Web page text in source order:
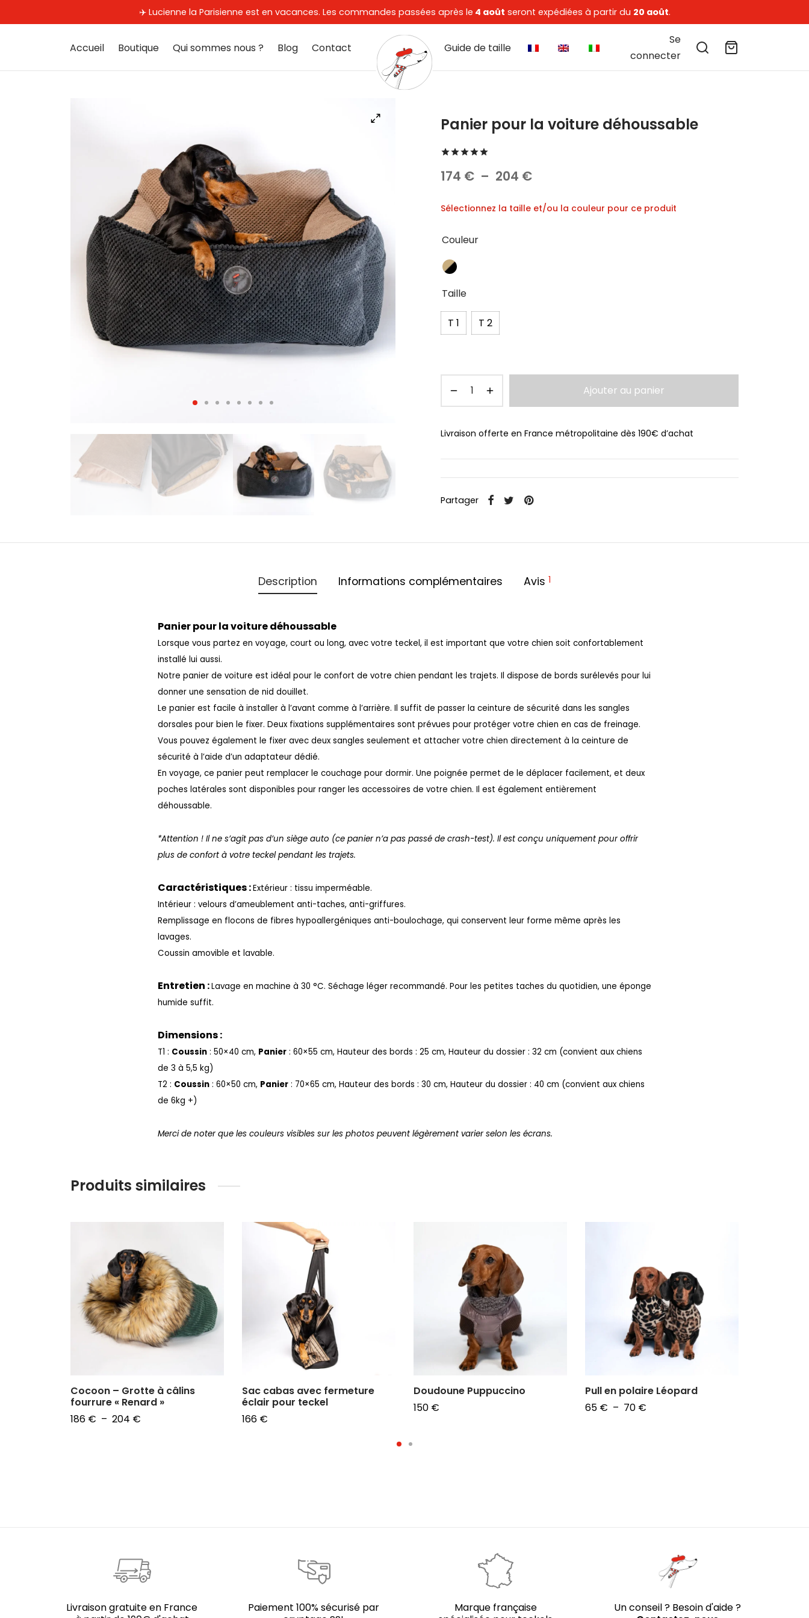
✈️ Lucienne la Parisienne est en vacances. Les commandes passées après le 4 août seront expédiées à partir du 20 août.
Accueil Boutique Qui sommes nous ? Blog Contact Guide de taille
Se
connecter
Panier pour la voiture déhoussable
174 € – 204 €Plage
prix :
Sélectionnez la taille et/ou la couleur pour ce produit
Couleur
Taille
T 1 T 2
Ajouter au panier
Livraison offerte en France métropolitaine dès 190€ d’achat
Partager
Description Informations complémentaires Avis 1
Panier pour la voiture déhoussable
Lorsque vous partez en voyage, court ou long, avec votre teckel, il est important que votre chien soit confortablement
installé lui aussi.
Notre panier de voiture est idéal pour le confort de votre chien pendant les trajets. Il dispose de bords surélevés pour lui
donner une sensation de nid douillet.
Le panier est facile à installer à l’avant comme à l’arrière. Il suffit de passer la ceinture de sécurité dans les sangles
dorsales pour bien le fixer. Deux fixations supplémentaires sont prévues pour protéger votre chien en cas de freinage.
Vous pouvez également le fixer avec deux sangles seulement et attacher votre chien directement à la ceinture de
sécurité à l’aide d’un adaptateur dédié.
En voyage, ce panier peut remplacer le couchage pour dormir. Une poignée permet de le déplacer facilement, et deux
poches latérales sont disponibles pour ranger les accessoires de votre chien. Il est également entièrement
déhoussable.
*Attention ! Il ne s’agit pas d’un siège auto (ce panier n’a pas passé de crash-test). Il est conçu uniquement pour offrir
plus de confort à votre teckel pendant les trajets.
Caractéristiques :Extérieur : tissu imperméable.
Intérieur : velours d’ameublement anti-taches, anti-griffures.
Remplissage en flocons de fibres hypoallergéniques anti-boulochage, qui conservent leur forme même après les
lavages.
Coussin amovible et lavable.
Entretien :Lavage en machine à 30 °C. Séchage léger recommandé. Pour les petites taches du quotidien, une éponge
humide suffit.
Dimensions :
T1 : Coussin : 50×40 cm, Panier : 60×55 cm, Hauteur des bords : 25 cm, Hauteur du dossier : 32 cm (convient aux chiens
de 3 à 5,5 kg)
T2 : Coussin : 60×50 cm, Panier : 70×65 cm, Hauteur des bords : 30 cm, Hauteur du dossier : 40 cm (convient aux chiens
de 6kg +)
Merci de noter que les couleurs visibles sur les photos peuvent légèrement varier selon les écrans.
Produits similaires
Cocoon – Grotte à câlins
fourrure « Renard »
186 € – 204 €
Sac cabas avec fermeture
éclair pour teckel
166 €
Doudoune Puppuccino
150 €
Pull en polaire Léopard
65 € – 70 €
Livraison gratuite en France
Paiement 100% sécurisé par
Marque française
Un conseil ? Besoin d'aide ?